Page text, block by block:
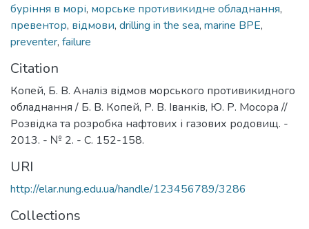
буріння в морі, морське противикидне обладнання,
превентор, відмови, drilling in the sea, marine BPE,
preventer, failure
Citation
Копей, Б. В. Аналіз відмов морського противикидного
обладнання / Б. В. Копей, Р. В. Іванків, Ю. Р. Мосора //
Розвідка та розробка нафтових і газових родовищ. -
2013. - № 2. - С. 152-158.
URI
http://elar.nung.edu.ua/handle/123456789/3286
Collections